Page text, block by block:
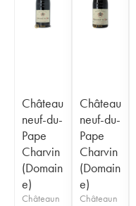
Château
neuf-du-
Pape
Charvin
(Domain
e)
Châteaun
Château
neuf-du-
Pape
Charvin
(Domain
e)
Châteaun